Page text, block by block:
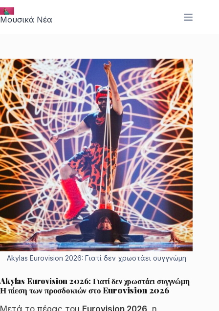
στο
περιεχόμενο
Μουσικά Νέα
Akylas Eurovision 2026: Γιατί δεν χρωστάει συγγνώμη
Akylas Eurovision 2026: Γιατί δεν χρωστάει συγγνώμη
Η πίεση των προσδοκιών στο Eurovision 2026